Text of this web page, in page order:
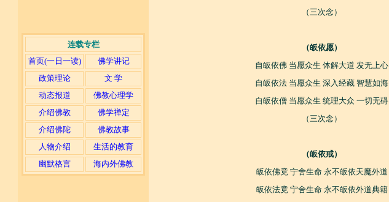
连载专栏
首页(一日一读)
佛学讲记
政策理论
文 学
动态报道
佛教心理学
介绍佛教
佛学禅定
介绍佛陀
佛教故事
人物介绍
生活的教育
幽默格言
海内外佛教
（三次念）
（皈依愿）
自皈依佛 当愿众生 体解大道 发无上心
自皈依法 当愿众生 深入经藏 智慧如海
自皈依僧 当愿众生 统理大众 一切无碍
（三次念）
（皈依戒）
皈依佛竟 宁舍生命 永不皈依天魔外道
皈依法竟 宁舍生命 永不皈依外道典籍